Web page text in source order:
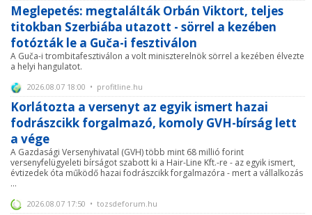
Meglepetés: megtalálták Orbán Viktort, teljes
titokban Szerbiába utazott - sörrel a kezében
fotózták le a Guča-i fesztiválon
A Guča-i trombitafesztiválon a volt miniszterelnök sörrel a kezében élvezte
a helyi hangulatot.
2026.08.07 18:00 • profitline.hu
Korlátozta a versenyt az egyik ismert hazai
fodrászcikk forgalmazó, komoly GVH-bírság lett
a vége
A Gazdasági Versenyhivatal (GVH) több mint 68 millió forint
versenyfelügyeleti bírságot szabott ki a Hair-Line Kft.-re - az egyik ismert,
évtizedek óta működő hazai fodrászcikk forgalmazóra - mert a vállalkozás
...
2026.08.07 17:50 • tozsdeforum.hu